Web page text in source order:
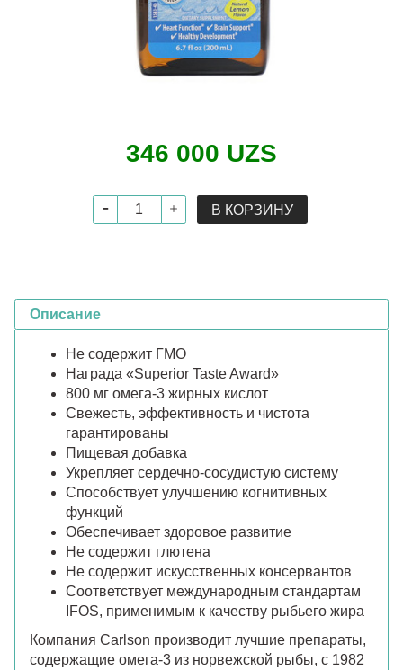
346 000 UZS
В КОРЗИНУ
Описание
Не содержит ГМО
Награда «Superior Taste Award»
800 мг омега-3 жирных кислот
Свежесть, эффективность и чистота
гарантированы
Пищевая добавка
Укрепляет сердечно-сосудистую систему
Способствует улучшению когнитивных
функций
Обеспечивает здоровое развитие
Не содержит глютена
Не содержит искусственных консервантов
Соответствует международным стандартам
IFOS, применимым к качеству рыбьего жира
Компания Carlson производит лучшие препараты,
содержащие омега-3 из норвежской рыбы, с 1982